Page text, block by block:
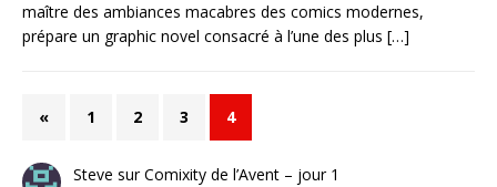
maître des ambiances macabres des comics modernes,
prépare un graphic novel consacré à l’une des plus […]
« 1 2 3 4
Steve surComixity de l’Avent – jour 1